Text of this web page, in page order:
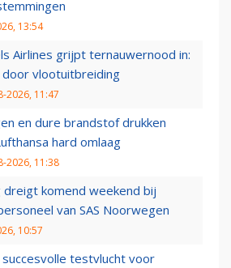
13:54
Airlines grijpt ternauwernood in:
vlootuitbreiding
2026, 11:47
en dure brandstof drukken
hard omlaag
2026, 11:38
dreigt komend weekend bij
van SAS Noorwegen
10:57
testvlucht voor